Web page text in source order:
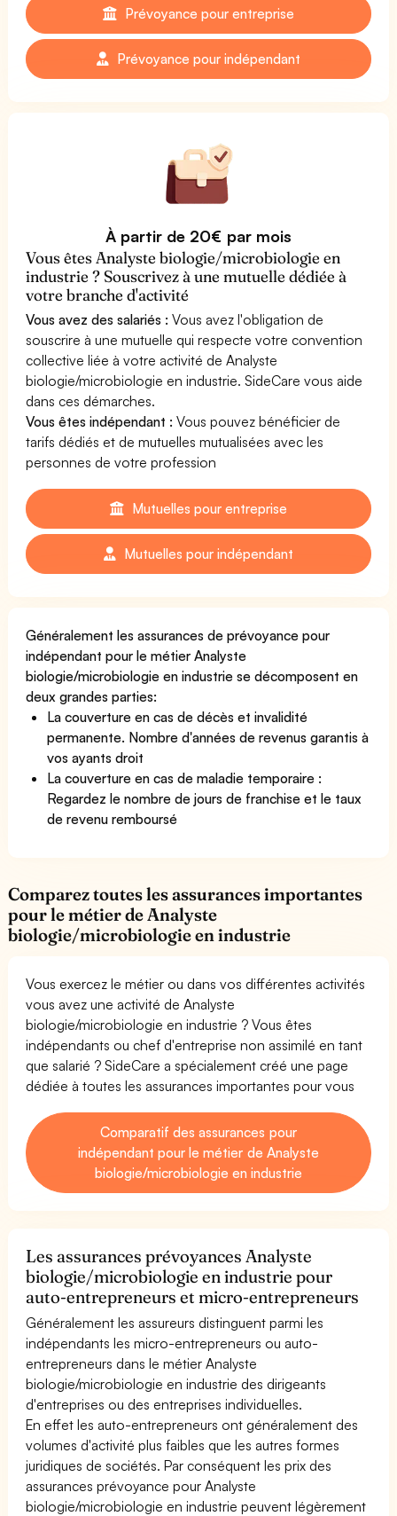
Prévoyance pour entreprise
Prévoyance pour indépendant
À partir de 20€ par mois
Vous êtes Analyste biologie/microbiologie en
industrie ? Souscrivez à une mutuelle dédiée à
votre branche d'activité
Vous avez des salariés : Vous avez l'obligation de
souscrire à une mutuelle qui respecte votre convention
collective liée à votre activité de Analyste
biologie/microbiologie en industrie. SideCare vous aide
dans ces démarches.
Vous êtes indépendant : Vous pouvez bénéficier de
tarifs dédiés et de mutuelles mutualisées avec les
personnes de votre profession
Mutuelles pour entreprise
Mutuelles pour indépendant
Généralement les assurances de prévoyance pour
indépendant pour le métier Analyste
biologie/microbiologie en industrie se décomposent en
deux grandes parties:
La couverture en cas de décès et invalidité
permanente. Nombre d'années de revenus garantis à
vos ayants droit
La couverture en cas de maladie temporaire :
Regardez le nombre de jours de franchise et le taux
de revenu remboursé
Comparez toutes les assurances importantes
pour le métier de Analyste
biologie/microbiologie en industrie
Vous exercez le métier ou dans vos différentes activités
vous avez une activité de Analyste
biologie/microbiologie en industrie ? Vous êtes
indépendants ou chef d'entreprise non assimilé en tant
que salarié ? SideCare a spécialement créé une page
dédiée à toutes les assurances importantes pour vous
Comparatif des assurances pour
indépendant pour le métier de Analyste
biologie/microbiologie en industrie
Les assurances prévoyances Analyste
biologie/microbiologie en industrie pour
auto-entrepreneurs et micro-entrepreneurs
Généralement les assureurs distinguent parmi les
indépendants les micro-entrepreneurs ou auto-
entrepreneurs dans le métier Analyste
biologie/microbiologie en industrie des dirigeants
d'entreprises ou des entreprises individuelles.
En effet les auto-entrepreneurs ont généralement des
volumes d'activité plus faibles que les autres formes
juridiques de sociétés. Par conséquent les prix des
assurances prévoyance pour Analyste
biologie/microbiologie en industrie peuvent légèrement